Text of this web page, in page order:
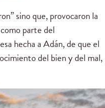
sino que, provocaron la
parte del
hecha a Adán, de que el
del bien y del mal,